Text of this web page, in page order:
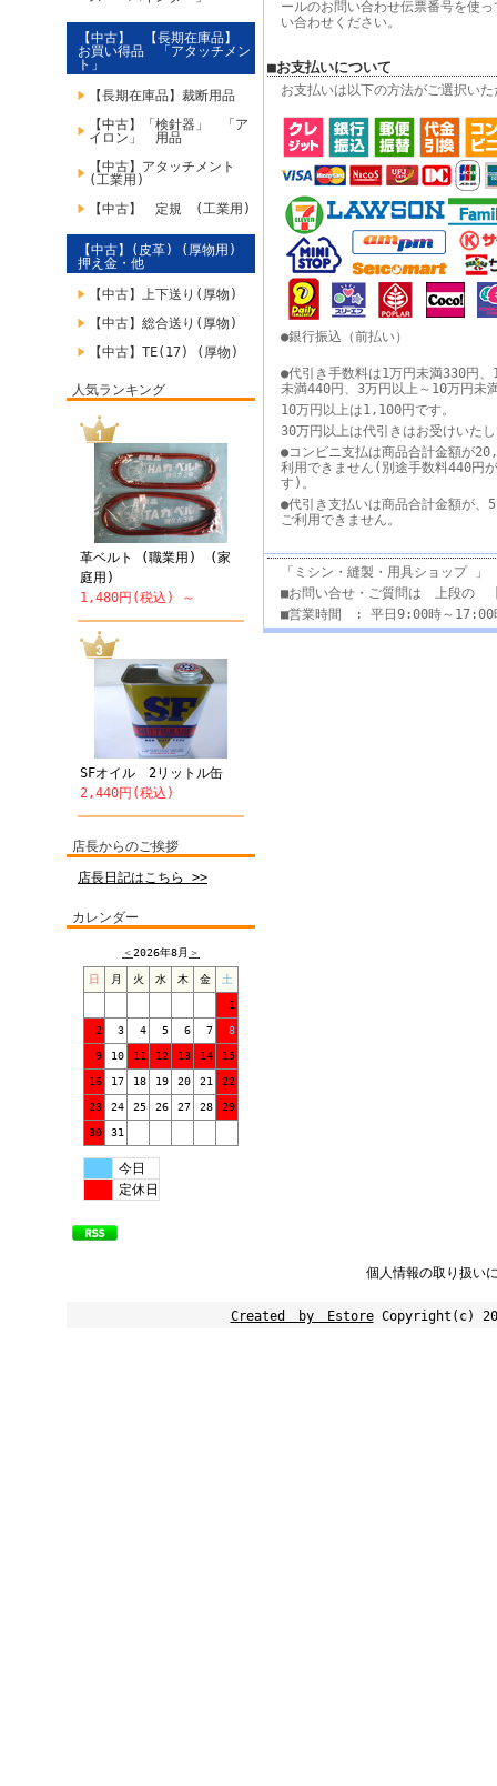
【中古】 【長期在庫品】
お買い得品 「アタッチメン
ト」
【長期在庫品】裁断用品
【中古】「検針器」 「ア
イロン」 用品
【中古】アタッチメント
(工業用)
【中古】 定規 (工業用)
【中古】(皮革) (厚物用)
押え金・他
【中古】上下送り(厚物)
【中古】総合送り(厚物)
【中古】TE(17) (厚物)
人気ランキング
革ベルト (職業用) (家
庭用)
1,480円(税込) ～
SFオイル 2リットル缶
2,440円(税込)
店長からのご挨拶
店長日記はこちら >>
カレンダー
＜2026年8月 ＞
日 月 火 水 木 金 土
1
2 3 4 5 6 7 8
9 10 11 12 13 14 15
16 17 18 19 20 21 22
23 24 25 26 27 28 29
30 31
今日
定休日
ールのお問い合わせ伝票番号を使
い合わせください。
■お支払いについて
お支払いは以下の方法がご選択い
●銀行振込（前払い）
●代引き手数料は1万円未満330円
未満440円、3万円以上～10万円未
10万円以上は1,100円です。
30万円以上は代引きはお受けいた
●コンビニ支払は商品合計金額が
利用できません(別途手数料440円
す)。
●代引き支払いは商品合計金額が、
ご利用できません。
「ミシン・縫製・用具ショップ 」
■お問い合せ・ご質問は 上段の
■営業時間 : 平日9:00時～17:00
個人情報の取り扱い
Created by EstoreCopyright(c)